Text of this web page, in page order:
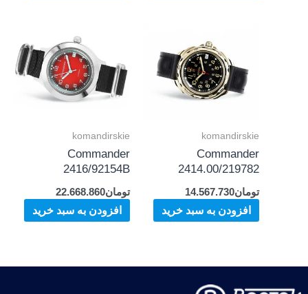
komandirskie
Commander
2414.00/219782
تومان14.567.730
افزودن به سبد خرید
komandirskie
Commander
2416/92154B
تومان22.668.860
افزودن به سبد خرید